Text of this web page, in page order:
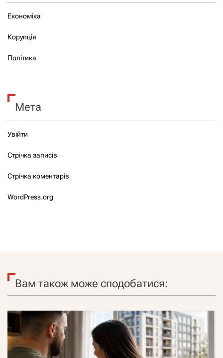
Економіка
Корупція
Політика
Мета
Увійти
Стрічка записів
Стрічка коментарів
WordPress.org
Вам також може сподобатися: